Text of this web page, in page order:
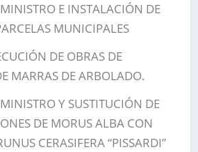
E INSTALACIÓN DE
MUNICIPALES
DE OBRAS DE
MARRAS DE ARBOLADO.
Y SUSTITUCIÓN DE
DE MORUS ALBA CON
CERASIFERA “PISSARDI”